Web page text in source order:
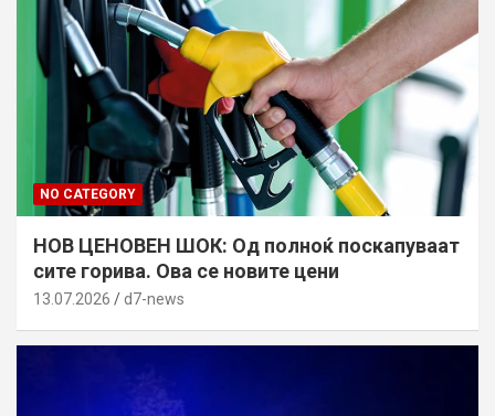
NO CATEGORY
НОВ ЦЕНОВЕН ШОК: Од полноќ поскапуваат
сите горива. Ова се новите цени
13.07.2026 d7-news